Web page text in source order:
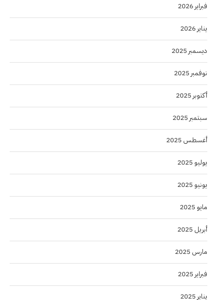
فبراير 2026
يناير 2026
ديسمبر 2025
نوفمبر 2025
أكتوبر 2025
سبتمبر 2025
أغسطس 2025
يوليو 2025
يونيو 2025
مايو 2025
أبريل 2025
مارس 2025
فبراير 2025
يناير 2025